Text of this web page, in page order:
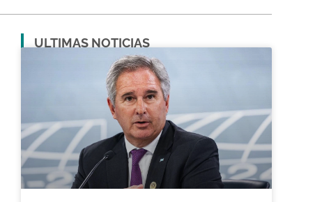
ULTIMAS NOTICIAS